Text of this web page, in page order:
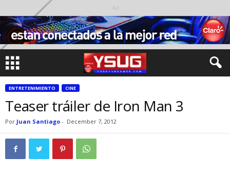
Ad
ENTRETENIMIENTO CINE
Teaser tráiler de Iron Man 3
Por Juan Santiago - December 7, 2012